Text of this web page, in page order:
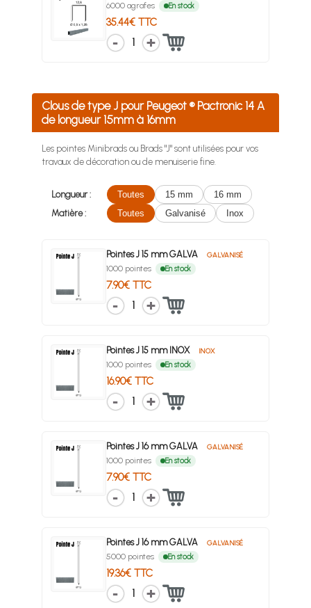
6000 agrafes En stock
35.44€ TTC
1
Clous de type J pour Peugeot ® Pactronic 14 A
de longueur 15mm à 16mm
Les pointes Minibrads ou Brads "J" sont utilisées pour vos
travaux de décoration ou de menuiserie fine.
Longueur : Toutes 15 mm
16 mm
Matière :
Toutes Galvanisé Inox
Pointes J 15 mm GALVA GALVANISÉ
1000 pointes En stock
7.90€ TTC
1
Pointes J 15 mm INOX INOX
1000 pointes En stock
16.90€ TTC
1
Pointes J 16 mm GALVA GALVANISÉ
1000 pointes En stock
7.90€ TTC
1
Pointes J 16 mm GALVA GALVANISÉ
5000 pointes En stock
19.36€ TTC
1